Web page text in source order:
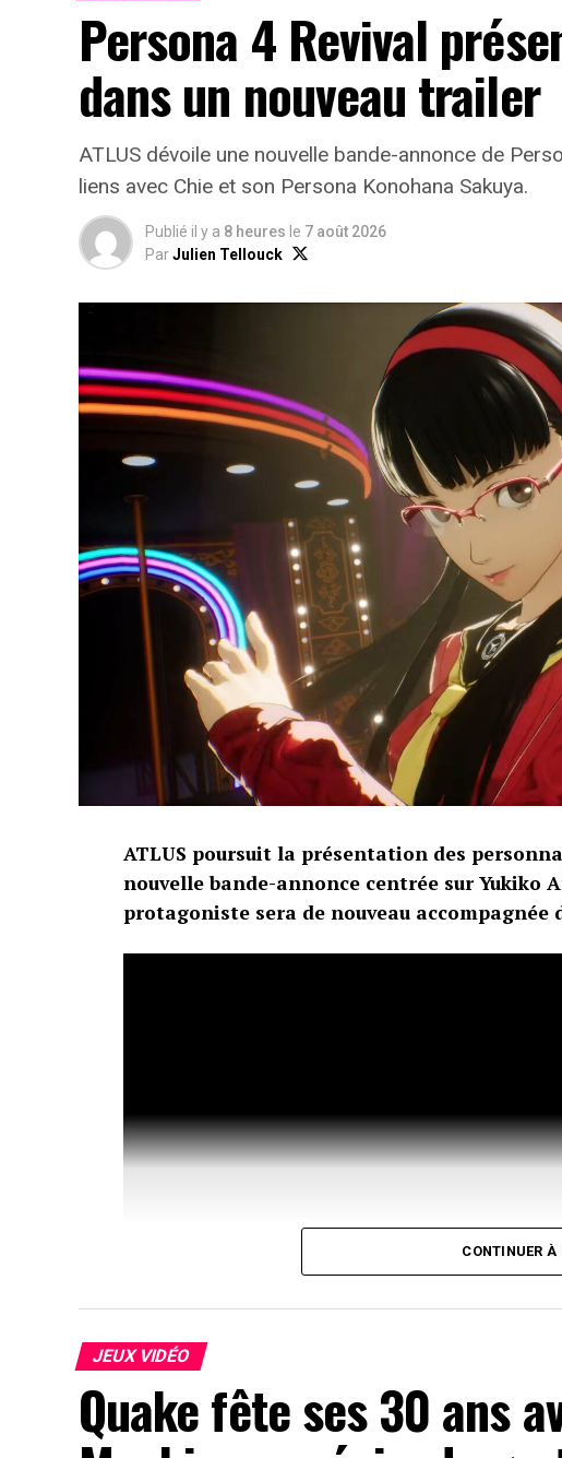
Persona 4 Revival
dans un nouveau trailer
ATLUS dévoile une nouvelle bande-annonce de
liens avec Chie et son Persona Konohana Sakuya.
Publié il y a 8 heures le 7 août 2026
ParJulien Tellouck
ATLUS poursuit la présentation des
nouvelle bande-annonce centrée sur Yukiko
protagoniste sera de nouveau accompagnée
CONTINUER À
JEUX VIDÉO
Quake fête ses 30 ans